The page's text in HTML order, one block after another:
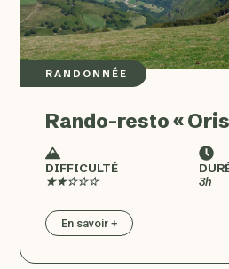
RANDONNÉE
Rando-resto «
DIFFICULTÉ
★★☆☆☆
3h
En savoir +